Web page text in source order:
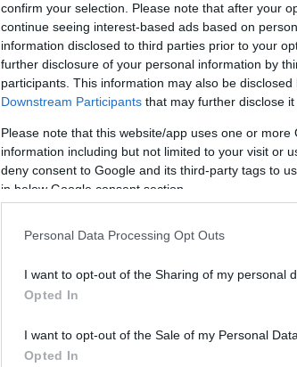
confirm your selection. Please note that after your
continue seeing interest-based ads based on
information disclosed to third parties prior to your
further disclosure of your personal information by
participants. This information may also be
Downstream Participants that may further disclose
Please note that this website/app uses one or
information including but not limited to your visit or
deny consent to Google and its third-party tags to
in below Google consent section.
Personal Data Processing Opt Outs
I want to opt-out of the Sharing of my personal
Opted In
I want to opt-out of the Sale of my Personal Data.
Opted In